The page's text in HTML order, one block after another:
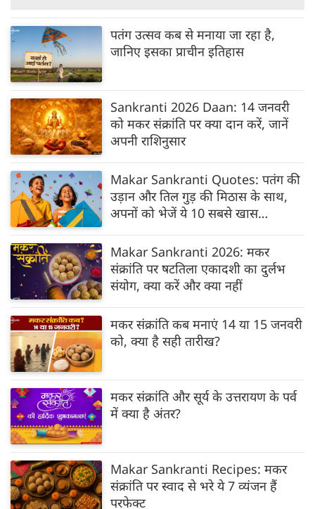
पतंग उत्सव कब से मनाया जा रहा है,
जानिए इसका प्राचीन इतिहास
Sankranti 2026 Daan: 14 जनवरी
को मकर संक्रांति पर क्या दान करें, जानें
अपनी राशिनुसार
Makar Sankranti Quotes: पतंग की
उड़ान और तिल गुड़ की मिठास के साथ,
अपनों को भेजें ये 10 सबसे खास
Makar Sankranti 2026: मकर
संक्रांति पर षटतिला एकादशी का दुर्लभ
संयोग, क्या करें और क्या नहीं
मकर संक्रांति कब मनाएं 14 या 15 जनवरी
को, क्या है सही तारीख?
मकर संक्रांति और सूर्य के उत्तरायण के पर्व
में क्या है अंतर?
Makar Sankranti Recipes: मकर
संक्रांति पर स्वाद से भरे ये 7 व्यंजन हैं
परफेक्ट